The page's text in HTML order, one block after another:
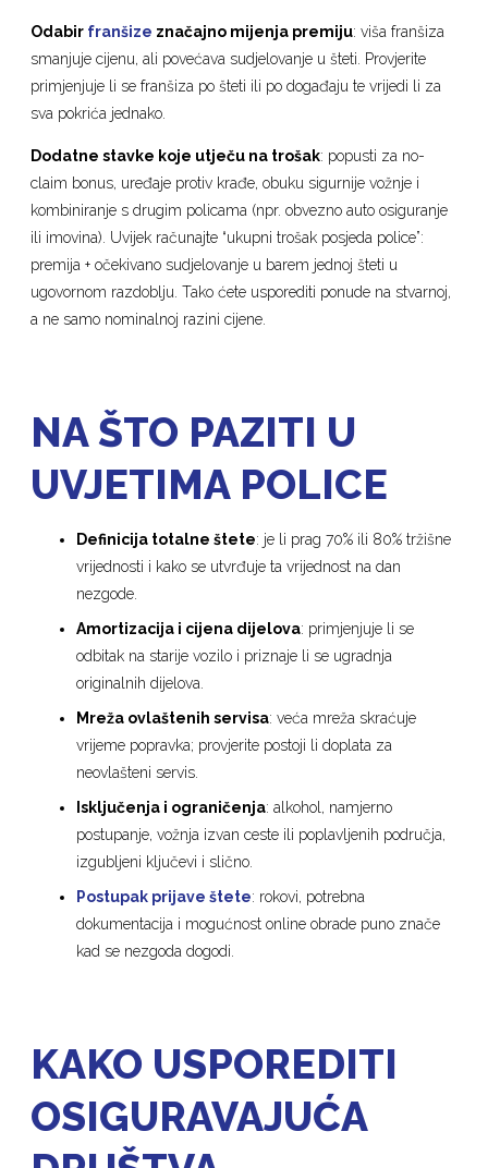
Odabir franšize značajno mijenja premiju: viša franšiza
smanjuje cijenu, ali povećava sudjelovanje u šteti. Provjerite
primjenjuje li se franšiza po šteti ili po događaju te vrijedi li za
sva pokrića jednako.
Dodatne stavke koje utječu na trošak: popusti za no-
claim bonus, uređaje protiv krađe, obuku sigurnije vožnje i
kombiniranje s drugim policama (npr. obvezno auto osiguranje
ili imovina). Uvijek računajte “ukupni trošak posjeda police”:
premija + očekivano sudjelovanje u barem jednoj šteti u
ugovornom razdoblju. Tako ćete usporediti ponude na stvarnoj,
a ne samo nominalnoj razini cijene.
NA ŠTO PAZITI U
UVJETIMA POLICE
Definicija totalne štete: je li prag 70% ili 80% tržišne
vrijednosti i kako se utvrđuje ta vrijednost na dan
nezgode.
Amortizacija i cijena dijelova: primjenjuje li se
odbitak na starije vozilo i priznaje li se ugradnja
originalnih dijelova.
Mreža ovlaštenih servisa: veća mreža skraćuje
vrijeme popravka; provjerite postoji li doplata za
neovlašteni servis.
Isključenja i ograničenja: alkohol, namjerno
postupanje, vožnja izvan ceste ili poplavljenih područja,
izgubljeni ključevi i slično.
Postupak prijave štete: rokovi, potrebna
dokumentacija i mogućnost online obrade puno znače
kad se nezgoda dogodi.
KAKO USPOREDITI
OSIGURAVAJUĆA